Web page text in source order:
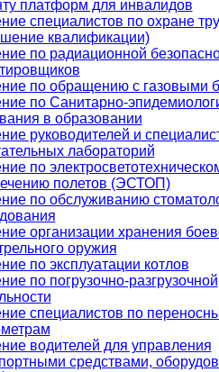
платформ для инвалидов
специалистов по охране
квалификации)
по радиационной
по обращению с газовыми
по Санитарно-
в образовании
руководителей и
лабораторий
по
полетов (ЭСТОП)
по обслуживанию
организации хранения
оружия
по эксплуатации котлов
по погрузочно-разгрузочной
специалистов по
водителей для управления
средствами,